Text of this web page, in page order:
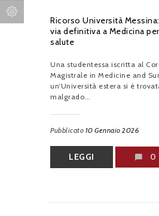
Ricorso Università
via definitiva a Medicina
salute
Una studentessa iscritta al
Magistrale in Medicine and
un’Università estera si è
malgrado...
Pubblicato 10 Gennaio 2026
LEGGI 0